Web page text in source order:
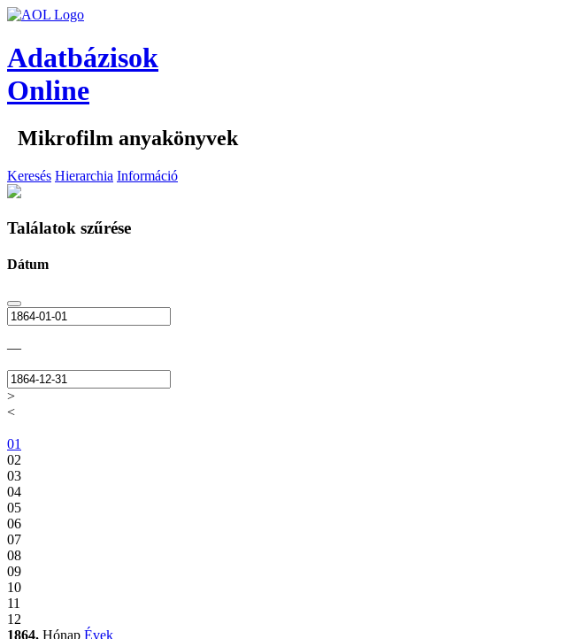
Adatbázisok
Online
Mikrofilm anyakönyvek
Keresés Hierarchia Információ
Találatok szűrése
Dátum
—
>
<
01
02
03
04
05
06
07
08
09
10
11
12
1864. Hónap Évek